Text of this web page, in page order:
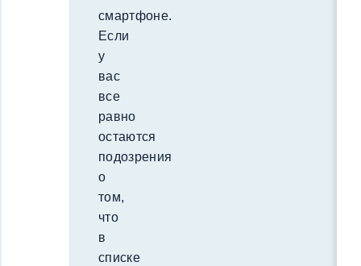
смартфоне.
Если
у
вас
все
равно
остаются
подозрения
о
том,
что
в
списке